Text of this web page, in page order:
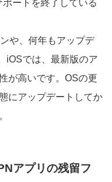
ートを終了している
や、何年もアップデ
iOSでは、最新版のア
が高いです。OSの更
にアップデートしてか
アプリの残留フ